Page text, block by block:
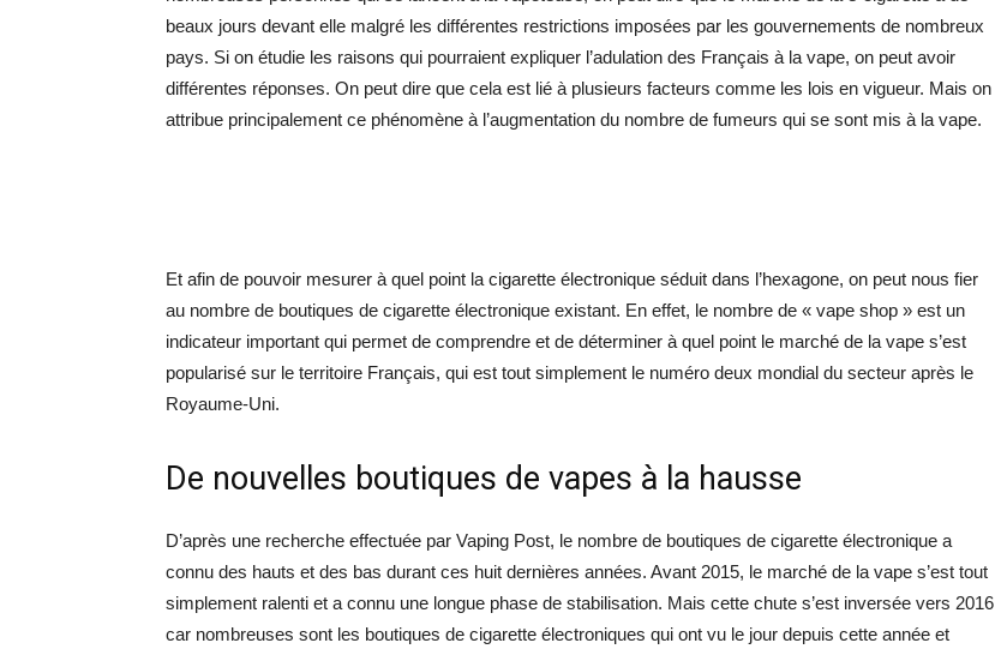
beaux jours devant elle malgré les différentes restrictions imposées par les gouvernements de nombreux
pays. Si on étudie les raisons qui pourraient expliquer l’adulation des Français à la vape, on peut avoir
différentes réponses. On peut dire que cela est lié à plusieurs facteurs comme les lois en vigueur. Mais on
attribue principalement ce phénomène à l’augmentation du nombre de fumeurs qui se sont mis à la vape.
Et afin de pouvoir mesurer à quel point la cigarette électronique séduit dans l’hexagone, on peut nous fier
au nombre de boutiques de cigarette électronique existant. En effet, le nombre de « vape shop » est un
indicateur important qui permet de comprendre et de déterminer à quel point le marché de la vape s’est
popularisé sur le territoire Français, qui est tout simplement le numéro deux mondial du secteur après le
Royaume-Uni.
De nouvelles boutiques de vapes à la hausse
D’après une recherche effectuée par Vaping Post, le nombre de boutiques de cigarette électronique a
connu des hauts et des bas durant ces huit dernières années. Avant 2015, le marché de la vape s’est tout
simplement ralenti et a connu une longue phase de stabilisation. Mais cette chute s’est inversée vers 2016
car nombreuses sont les boutiques de cigarette électroniques qui ont vu le jour depuis cette année et